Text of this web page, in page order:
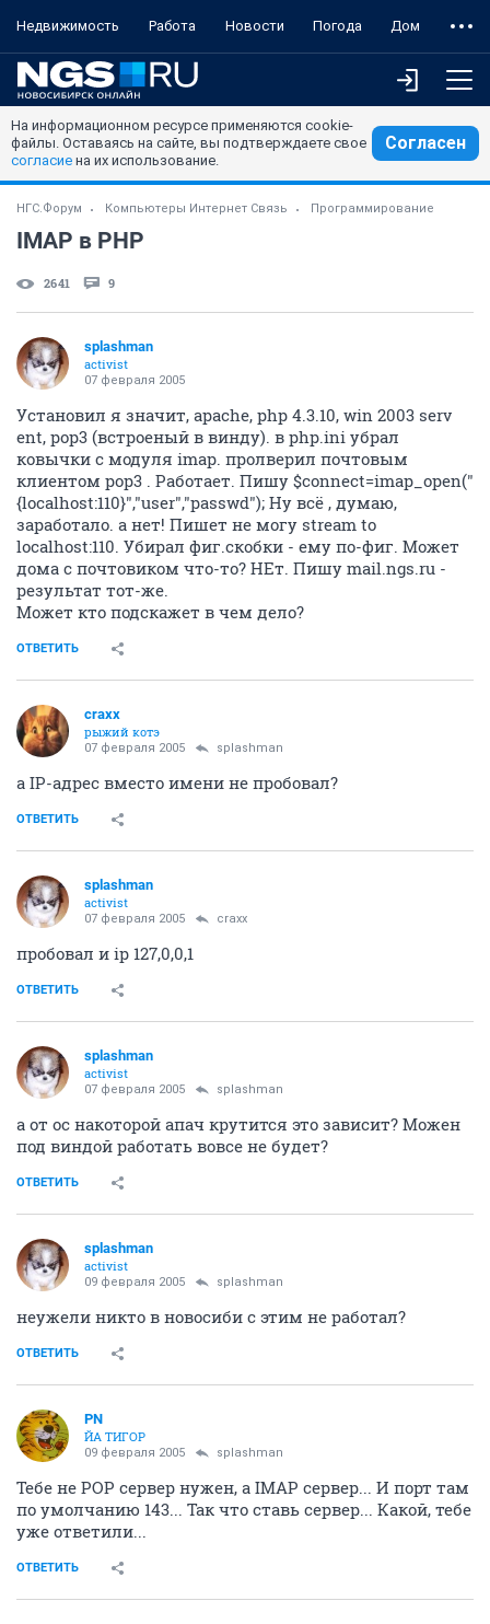
Недвижимость Работа Новости Погода Дом
На информационном ресурсе применяются cookie-
файлы. Оставаясь на сайте, вы подтверждаете свое
согласие на их использование.
Согласен
НГС.Форум Компьютеры Интернет Связь Программирование
IMAP в PHP
2641 9
splashman
activist
07 февраля 2005
Установил я значит, apache, php 4.3.10, win 2003 serv
ent, pop3 (встроеный в винду). в php.ini убрал
ковычки с модуля imap. пролверил почтовым
клиентом pop3 . Работает. Пишу $connect=imap_open("
{localhost:110}","user","passwd"); Ну всё , думаю,
заработало. а нет! Пишет не могу stream to
localhost:110. Убирал фиг.скобки - ему по-фиг. Может
дома с почтовиком что-то? НЕт. Пишу mail.ngs.ru -
результат тот-же.
Может кто подскажет в чем дело?
ОТВЕТИТЬ
craxx
рыжий котэ
07 февраля 2005 splashman
а IP-адрес вместо имени не пробовал?
ОТВЕТИТЬ
splashman
activist
07 февраля 2005 craxx
пробовал и ip 127,0,0,1
ОТВЕТИТЬ
splashman
activist
07 февраля 2005 splashman
а от ос накоторой апач крутится это зависит? Можен
под виндой работать вовсе не будет?
ОТВЕТИТЬ
splashman
activist
09 февраля 2005 splashman
неужели никто в новосиби с этим не работал?
ОТВЕТИТЬ
PN
ЙА ТИГОР
09 февраля 2005 splashman
Тебе не POP сервер нужен, а IMAP сервер... И порт там
по умолчанию 143... Так что ставь сервер... Какой, тебе
уже ответили...
ОТВЕТИТЬ